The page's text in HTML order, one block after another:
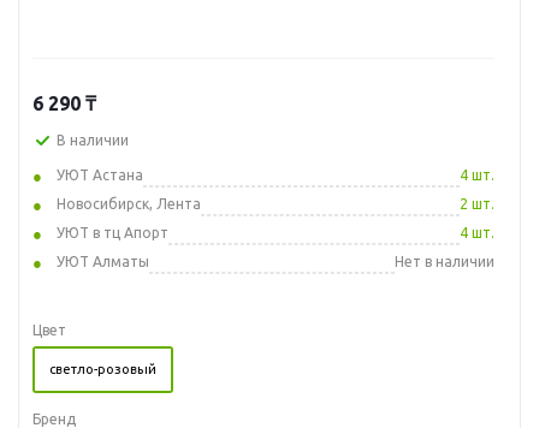
6 290 ₸
В наличии
УЮТ Астана
4 шт.
Новосибирск, Лента
2 шт.
УЮТ в тц Апорт
4 шт.
УЮТ Алматы
Нет в наличии
Цвет
светло-розовый
Бренд